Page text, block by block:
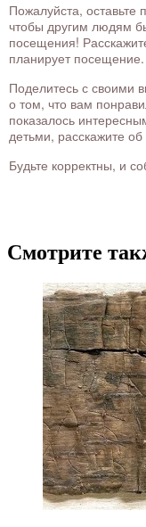
Пожалуйста,
чтобы другим людям
посещения!
планирует посещение.
Поделитесь с своими
о том, что вам
показалось
детьми, расскажите
Будьте корректны, и
Смотрите